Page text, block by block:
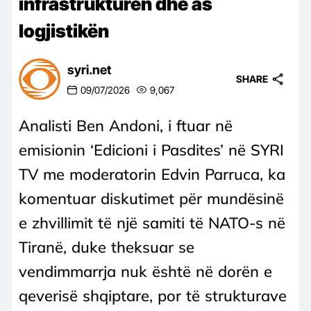
logjistikën
syri.net
09/07/2026 9,067
SHARE
Analisti Ben Andoni, i ftuar në
emisionin ‘Edicioni i Pasdites’ në SYRI
TV me moderatorin Edvin Parruca, ka
komentuar diskutimet për mundësinë
e zhvillimit të një samiti të NATO-s në
Tiranë, duke theksuar se
vendimmarrja nuk është në dorën e
qeverisë shqiptare, por të strukturave